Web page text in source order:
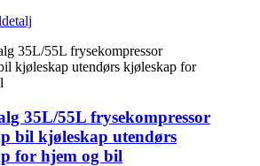
detalj
35L/55L frysekompressor
bil kjøleskap utendørs
for hjem og bil